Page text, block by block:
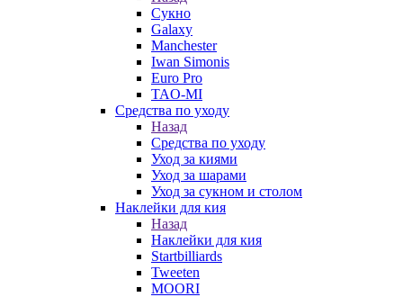
Сукно
Galaxy
Manchester
Iwan Simonis
Euro Pro
TAO-MI
Средства по уходу
Назад
Средства по уходу
Уход за киями
Уход за шарами
Уход за сукном и столом
Наклейки для кия
Назад
Наклейки для кия
Startbilliards
Tweeten
MOORI